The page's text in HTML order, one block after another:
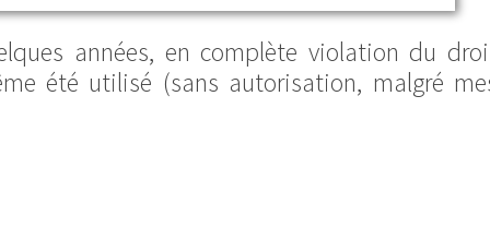
années, en complète violation du
été utilisé (sans autorisation, malgré